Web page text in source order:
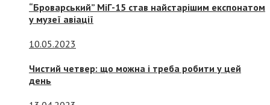
“Броварський” МіГ-15 став найстарішим експонатом
у музеї авіації
10.05.2023
Чистий четвер: що можна і треба робити у цей
день